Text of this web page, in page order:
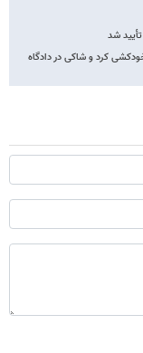
شد
کرد و شاکی در دادگاه